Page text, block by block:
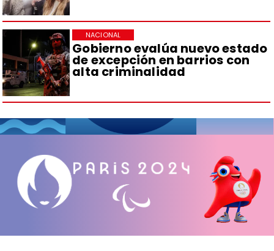
Gobierno evalúa nuevo estado
de excepción en barrios con
alta criminalidad
NACIONAL